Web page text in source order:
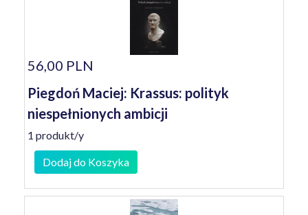
56,00 PLN
Piegdoń Maciej: Krassus: polityk
niespełnionych ambicji
1 produkt/y
Dodaj do Koszyka